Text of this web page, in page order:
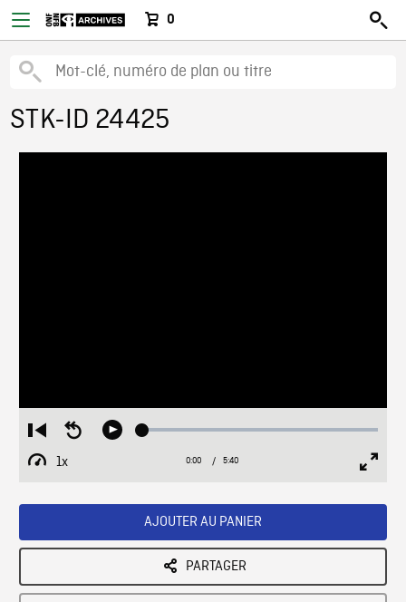
0
STK-ID 24425
Restart
from
beginning
Seek
Play Loaded:
1x
Playback
Current
0:00 / Duration
5:40
AJOUTER AU PANIER
PARTAGER